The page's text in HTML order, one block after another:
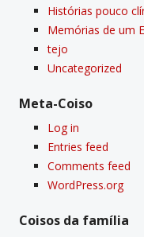
Histórias pouco
Memórias de um
tejo
Uncategorized
Meta-Coiso
Log in
Entries feed
Comments feed
WordPress.org
Coisos da famí­lia